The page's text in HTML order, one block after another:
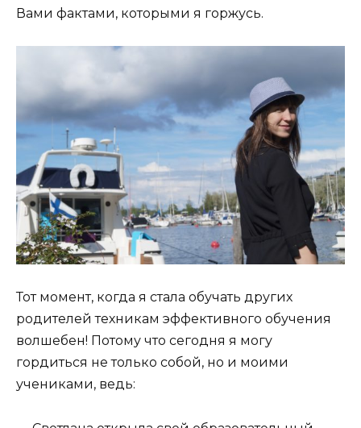
Вами фактами, которыми я горжусь.
Тот момент, когда я стала обучать других
родителей техникам эффективного обучения
волшебен! Потому что сегодня я могу
гордиться не только собой, но и моими
учениками, ведь: